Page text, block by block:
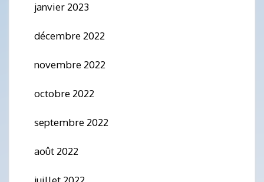
janvier 2023
décembre 2022
novembre 2022
octobre 2022
septembre 2022
août 2022